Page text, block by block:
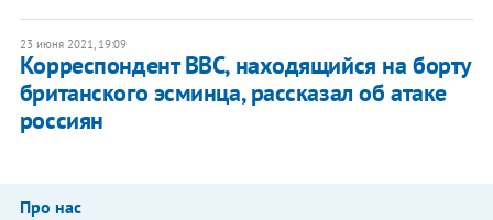
23 июня 2021, 19:09
Корреспондент BBC, находящийся на борту
британского эсминца, рассказал об атаке
россиян
Про нас